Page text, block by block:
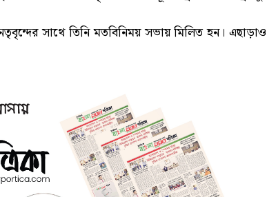
সাথে তিনি মতবিনিময় সভায় মিলিত হন। এছাড়াও